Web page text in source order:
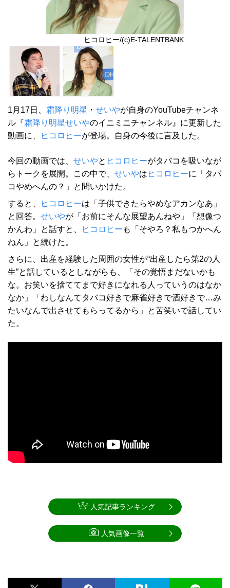
ヒコロヒー/(c)E-TALENTBANK
1月17日、 霜降り明星 ・ せいやが自身のYouTubeチャンネ
ル『霜降り明星せいやのイニミニチャンネル』に更新した
動画に、
ヒコロヒーが登場。自身の今後に言及した。
今回の動画では、 せいやと ヒコロヒーがタバコを吸いなが
らトークを展開。この中で、 せいやは ヒコロヒーに「タバ
コやめへんの？」と問いかけた。
すると、
ヒコロヒーは「子供できたらやめなアカンなあ」
と回答。 せいやが「お前にそんな展望あんねや」「想像つ
かんわ」と話すと、
ヒコロヒー も「そやろ？私もつかへん
ねん」と続けた。
さらに、出産を経験した周囲の女性が“出産したら第2の人
生”と話しているとしながらも、「その覚悟まだないかも
な。お笑いを捨ててまで好きになれる人っていうのはなか
なか」「わしなんてタバコ好きで麻雀好きで酒好きで…み
たいなんで出させてもらってるから」と苦笑いで話してい
た。
人気記事ランキング
人気画像一覧